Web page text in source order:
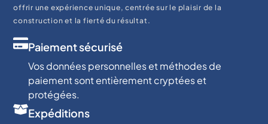
offrir une expérience unique, centrée sur le plaisir de la
construction et la fierté du résultat.
Paiement sécurisé
Vos données personnelles et méthodes de
paiement sont entièrement cryptées et
protégées.
Expéditions